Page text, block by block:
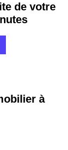
de votre
à